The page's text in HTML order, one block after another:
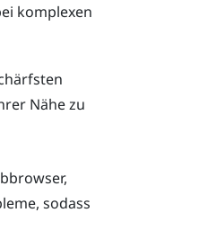
komplexen
Nähe zu
sodass